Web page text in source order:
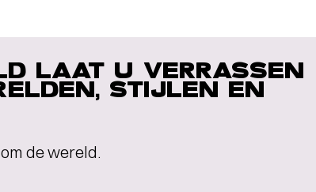
LAAT U VERRASSEN
STIJLEN EN
de wereld.